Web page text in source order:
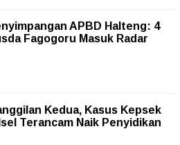
APBD Halteng: 4
Fagogoru Masuk Radar
Kedua, Kasus Kepsek
Terancam Naik Penyidikan